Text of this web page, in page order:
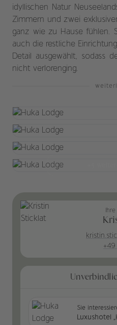
idyllischen Natur
Zimmern und zwei
ganz wie zu Hause fühlen.
auch die restliche
Detail ausgewählt, sodass
nicht verlorenging.
Sie